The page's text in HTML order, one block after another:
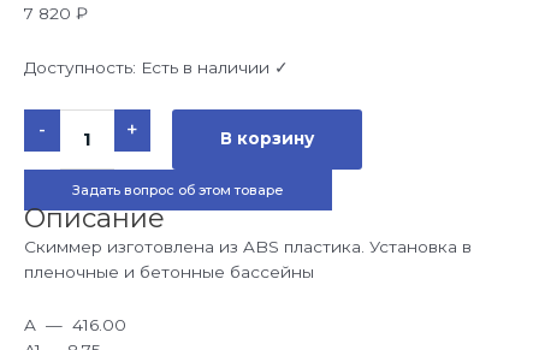
7 820 ₽
Доступность: Есть в наличии ✓
-
Количество
товара
Скиммер
универсальный
+ В корзину
Задать вопрос об этом товаре
Описание
Скиммер изготовлена из ABS пластика. Установка в
пленочные и бетонные бассейны
A — 416.00